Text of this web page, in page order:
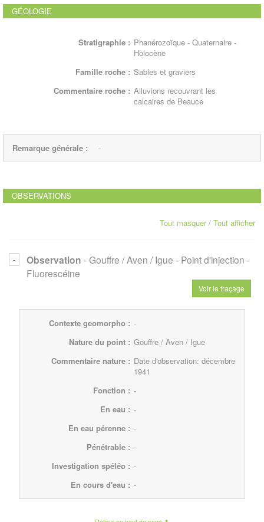
GÉOLOGIE
Stratigraphie : Phanérozoïque - Quaternaire -
Holocène
Famille roche : Sables et graviers
Commentaire roche : Alluvions recouvrant les
calcaires de Beauce
Remarque générale : -
OBSERVATIONS
Tout masquer/ Tout afficher
Observation - Gouffre / Aven / Igue - Point d'injection -
Fluorescéine
Voir le traçage
Contexte geomorpho : -
Nature du point : Gouffre / Aven / Igue
Commentaire nature : Date d'observation: décembre
1941
Fonction : -
En eau : -
En eau pérenne : -
Pénétrable : -
Investigation spéléo : -
En cours d'eau : -